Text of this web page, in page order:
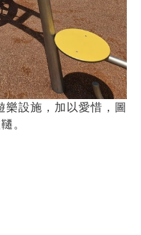
樂設施，加以愛惜，圖
。